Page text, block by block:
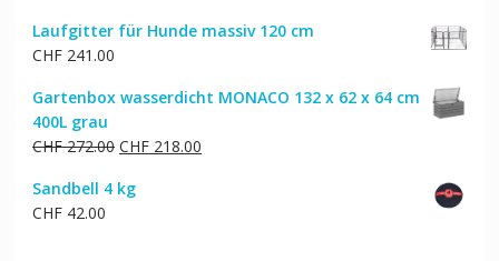
Laufgitter für Hunde massiv 120 cm
CHF241.00
Gartenbox wasserdicht MONACO 132 x 62 x 64 cm
400L grau
CHF272.00 Ursprünglicher
war:
CHF218.00Aktueller
Sandbell 4 kg
CHF42.00